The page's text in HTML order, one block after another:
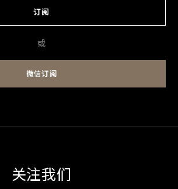
订阅
或
微信订阅
关注我们